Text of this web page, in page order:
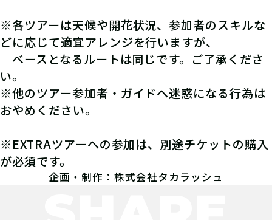
※各ツアーは天候や開花状況、参加者のスキルな
どに応じて適宜アレンジを行いますが、
ベースとなるルートは同じです。ご了承くださ
い。
※他のツアー参加者・ガイドへ迷惑になる行為は
おやめください。
※EXTRAツアーへの参加は、別途チケットの購入
が必須です。
企画・制作：株式会社タカラッシュ